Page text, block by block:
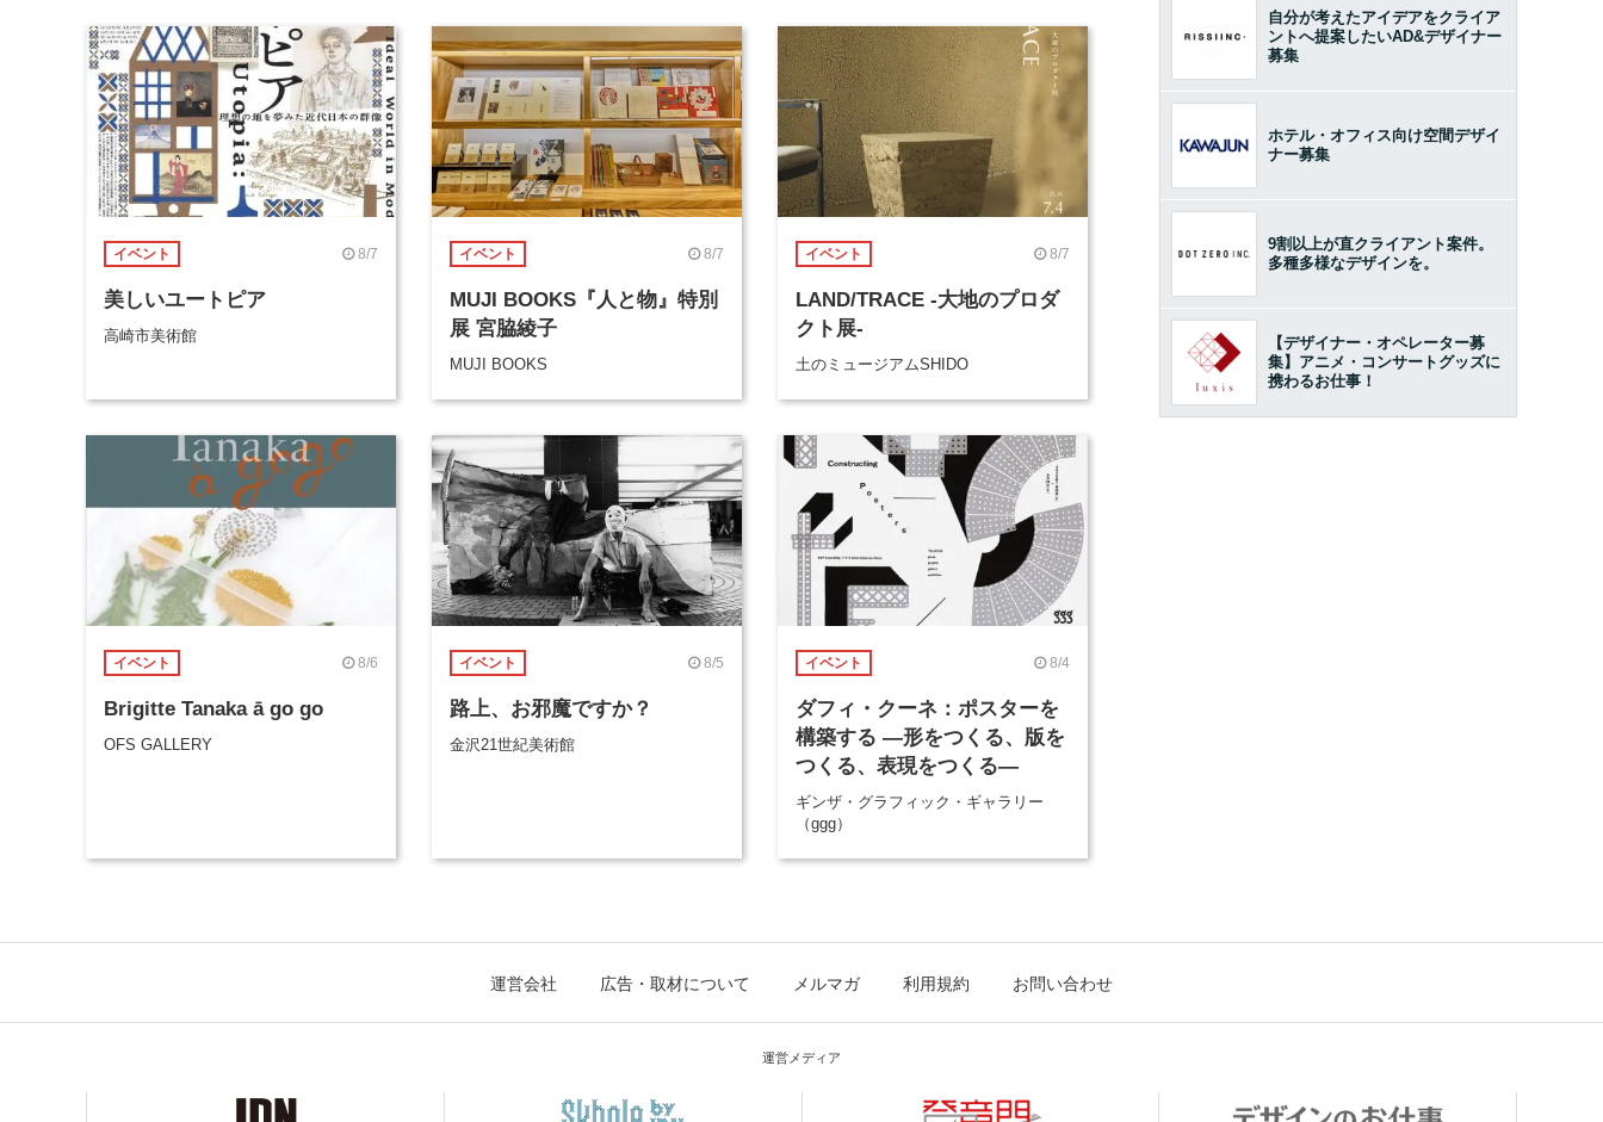
イベント 8/7
美しいユートピア
高崎市美術館
イベント 8/7
MUJI BOOKS『人と物』特別
展 宮脇綾子
MUJI BOOKS
イベント 8/7
LAND/TRACE -大地のプロダ
クト展-
土のミュージアムSHIDO
イベント 8/6
Brigitte Tanaka ā go go
OFS GALLERY
イベント 8/5
路上、お邪魔ですか？
金沢21世紀美術館
イベント 8/4
ダフィ・クーネ：ポスターを
構築する ―形をつくる、版を
つくる、表現をつくる―
ギンザ・グラフィック・ギャラリー
（ggg）
自分が考えたアイデアをクライア
ントへ提案したいAD&デザイナー
募集
ホテル・オフィス向け空間デザイ
ナー募集
9割以上が直クライアント案件。
多種多様なデザインを。
【デザイナー・オペレーター募
集】アニメ・コンサートグッズに
携わるお仕事！
運営会社 広告・取材について メルマガ 利用規約 お問い合わせ
運営メディア